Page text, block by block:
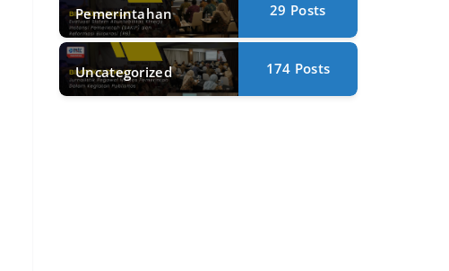
Pemerintahan 29 Posts
Uncategorized 174 Posts